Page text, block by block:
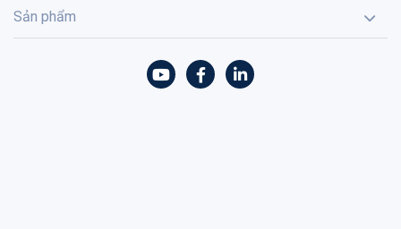
Sản phẩm